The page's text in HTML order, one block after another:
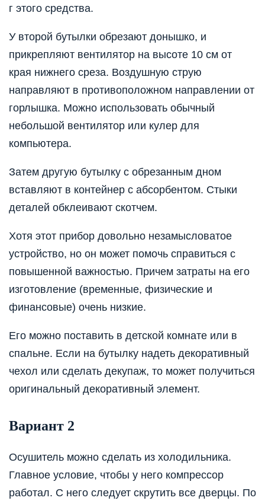
г этого средства.
У второй бутылки обрезают донышко, и
прикрепляют вентилятор на высоте 10 см от
края нижнего среза. Воздушную струю
направляют в противоположном направлении от
горлышка. Можно использовать обычный
небольшой вентилятор или кулер для
компьютера.
Затем другую бутылку с обрезанным дном
вставляют в контейнер с абсорбентом. Стыки
деталей обклеивают скотчем.
Хотя этот прибор довольно незамысловатое
устройство, но он может помочь справиться с
повышенной важностью. Причем затраты на его
изготовление (временные, физические и
финансовые) очень низкие.
Его можно поставить в детской комнате или в
спальне. Если на бутылку надеть декоративный
чехол или сделать декупаж, то может получиться
оригинальный декоративный элемент.
Вариант 2
Осушитель можно сделать из холодильника.
Главное условие, чтобы у него компрессор
работал. С него следует скрутить все дверцы. По